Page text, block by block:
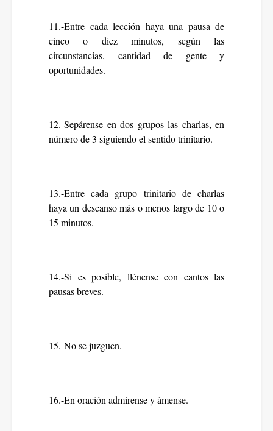
11.-Entre cada lección haya una pausa de
cinco o diez minutos, según las
circunstancias, cantidad de gente y
oportunidades.
12.-Sepárense en dos grupos las charlas, en
número de 3 siguiendo el sentido trinitario.
13.-Entre cada grupo trinitario de charlas
haya un descanso más o menos largo de 10 o
15 minutos.
14.-Si es posible, llénense con cantos las
pausas breves.
15.-No se juzguen.
16.-En oración admírense y ámense.